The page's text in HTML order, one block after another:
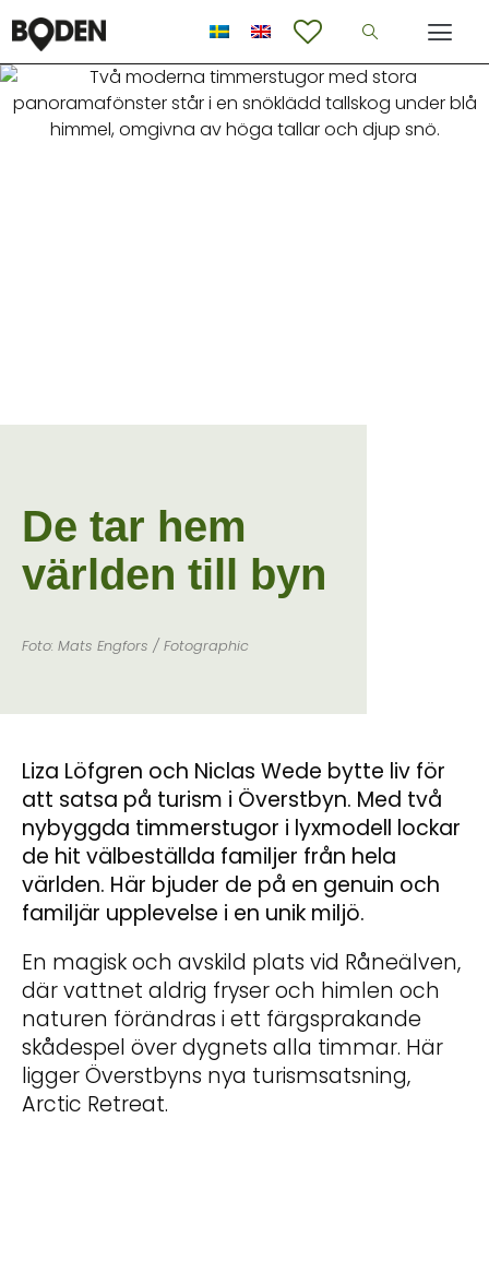
De tar hem
världen till byn
Foto: Mats Engfors / Fotographic
Liza Löfgren och Niclas Wede bytte liv för
att satsa på turism i Överstbyn. Med två
nybyggda timmerstugor i lyxmodell lockar
de hit välbeställda familjer från hela
världen. Här bjuder de på en genuin och
familjär upplevelse i en unik miljö.
En magisk och avskild plats vid Råneälven,
där vattnet aldrig fryser och himlen och
naturen förändras i ett färgsprakande
skådespel över dygnets alla timmar. Här
ligger Överstbyns nya turismsatsning,
Arctic Retreat.